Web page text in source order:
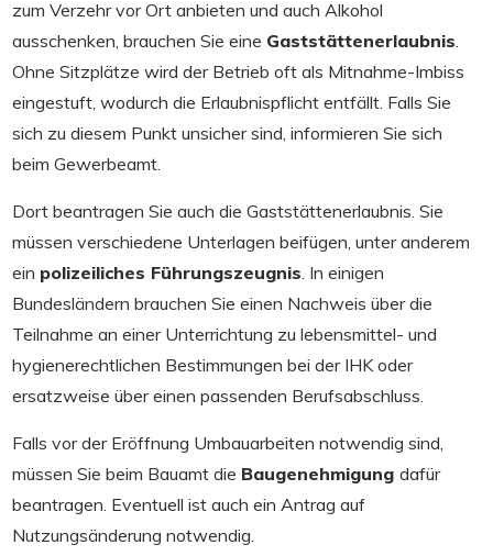
zum Verzehr vor Ort anbieten und auch Alkohol
ausschenken, brauchen Sie eine Gaststättenerlaubnis.
Ohne Sitzplätze wird der Betrieb oft als Mitnahme-Imbiss
eingestuft, wodurch die Erlaubnispflicht entfällt. Falls Sie
sich zu diesem Punkt unsicher sind, informieren Sie sich
beim Gewerbeamt.
Dort beantragen Sie auch die Gaststättenerlaubnis. Sie
müssen verschiedene Unterlagen beifügen, unter anderem
ein polizeiliches Führungszeugnis. In einigen
Bundesländern brauchen Sie einen Nachweis über die
Teilnahme an einer Unterrichtung zu lebensmittel- und
hygienerechtlichen Bestimmungen bei der IHK oder
ersatzweise über einen passenden Berufsabschluss.
Falls vor der Eröffnung Umbauarbeiten notwendig sind,
müssen Sie beim Bauamt die Baugenehmigung dafür
beantragen. Eventuell ist auch ein Antrag auf
Nutzungsänderung notwendig.